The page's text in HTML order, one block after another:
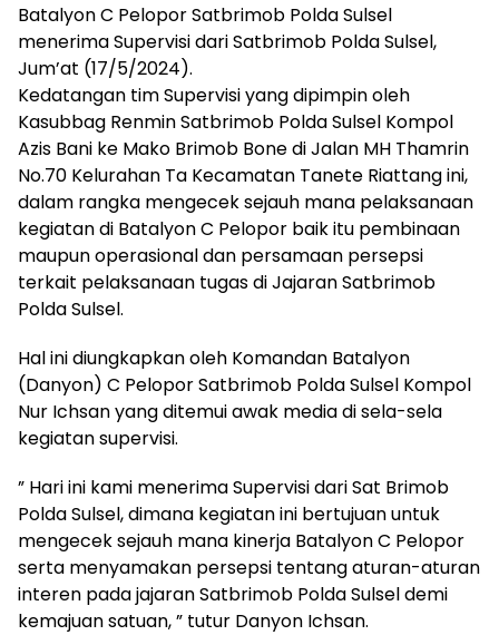
Batalyon C Pelopor Satbrimob Polda Sulsel
menerima Supervisi dari Satbrimob Polda Sulsel,
Jum’at (17/5/2024).
Kedatangan tim Supervisi yang dipimpin oleh
Kasubbag Renmin Satbrimob Polda Sulsel Kompol
Azis Bani ke Mako Brimob Bone di Jalan MH Thamrin
No.70 Kelurahan Ta Kecamatan Tanete Riattang ini,
dalam rangka mengecek sejauh mana pelaksanaan
kegiatan di Batalyon C Pelopor baik itu pembinaan
maupun operasional dan persamaan persepsi
terkait pelaksanaan tugas di Jajaran Satbrimob
Polda Sulsel.
Hal ini diungkapkan oleh Komandan Batalyon
(Danyon) C Pelopor Satbrimob Polda Sulsel Kompol
Nur Ichsan yang ditemui awak media di sela-sela
kegiatan supervisi.
” Hari ini kami menerima Supervisi dari Sat Brimob
Polda Sulsel, dimana kegiatan ini bertujuan untuk
mengecek sejauh mana kinerja Batalyon C Pelopor
serta menyamakan persepsi tentang aturan-aturan
interen pada jajaran Satbrimob Polda Sulsel demi
kemajuan satuan, ” tutur Danyon Ichsan.